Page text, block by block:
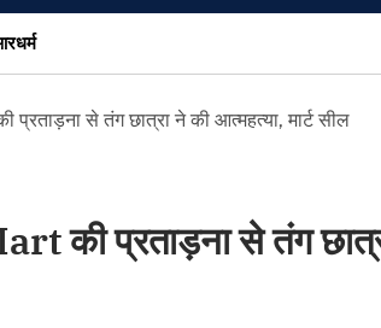
धर्म
से तंग छात्रा ने की आत्महत्या, मार्ट सील
की प्रताड़ना से तंग